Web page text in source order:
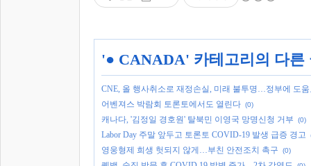
'● CANADA' 카테고리의 다른
CNE, 올 행사취소로 재정손실, 미래 불투명…정부에 도
어벤져스 박람회 토론토에서도 열린다 (0)
캐나다, '김정일 경호원' 탈북민 이영국 망명신청 거부 (0)
Labor Day 주말 앞두고 토론토 COVID-19 발생 급증 경고
영웅형제 희생 헛되지 않게…부친 안전조치 촉구 (0)